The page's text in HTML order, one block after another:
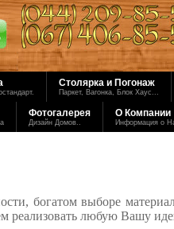
Столярка и Погонаж
Паркет, Вагонка, Блок Хаус...
Фотогалерея
Дизайн Домов..
О Компании
Информация о
богатом выборе
реализовать любую Вашу